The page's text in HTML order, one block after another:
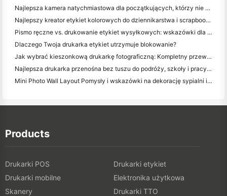
Najlepsza kamera natychmiastowa dla początkujących, którzy nie chcą marnować papieru
Najlepszy kreator etykiet kolorowych do dziennikarstwa i scrapbooking: dodaj więcej kolorów do każdej strony
Pismo ręczne vs. drukowanie etykiet wysyłkowych: wskazówki dla małych firm w 2026 roku
Dlaczego Twoja drukarka etykiet utrzymuje blokowanie?
Jak wybrać kieszonkową drukarkę fotograficzną: Kompletny przewodnik dla użytkowników dziennikarstwa, podróży i iPhone'a
Najlepsza drukarka przenośna bez tuszu do podróży, szkoły i pracy mobilnej: Hanin MT620 Pro Review
Mini Photo Wall Layout Pomysły i wskazówki na dekorację sypialni i dormitorium
Products
Drukarki POS
Drukarki etykiet
Drukarki mobilne
Elektronika użytkowa
Skanery
Drukarki TTO